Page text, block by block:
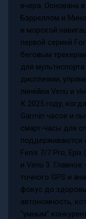
вчера. Основана
Бэрреллом и
и морской
первой серией
беговым
для мультиспорта
дисплеями,
линейки Venu и
К 2025 году,
Garmin часов и
смарт-часы для
поддерживаются
Fenix 7/7 Pro,
и Venu 3.
точного GPS и
фокус до
автономность,
“умным”